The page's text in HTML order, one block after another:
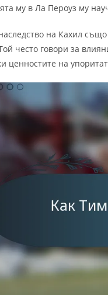
му в Ла Пероуз му
на Кахил
често говори за
ценностите на